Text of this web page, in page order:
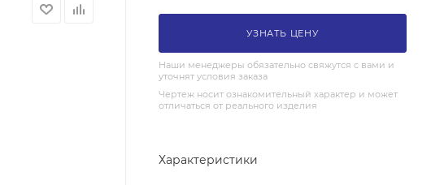
УЗНАТЬ ЦЕНУ
Наши менеджеры обязательно свяжутся с вами и
уточнят условия заказа
Чертеж носит ознакомительный характер и может
отличаться от реального изделия
Характеристики